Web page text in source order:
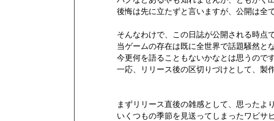
後悔は先に立たずと言いますが、公開は全
そんなわけで、この日誌が公開される時点
当ゲームの存在は既に全世界で話題騒然と
今更何を語ることもないかなとは思うので
一応、リリース後の区切りづけとして、製
まずリリース直後の雑感として、思ったよ
いくつもの季節を見送ってしまったワビサ